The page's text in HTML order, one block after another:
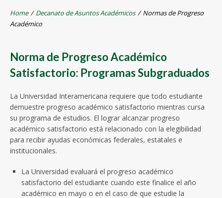
Home / Decanato de Asuntos Académicos / Normas de Progreso
Académico
Norma de Progreso Académico
Satisfactorio: Programas Subgraduados
La Universidad Interamericana requiere que todo estudiante
demuestre progreso académico satisfactorio mientras cursa
su programa de estudios. El lograr alcanzar progreso
académico satisfactorio está relacionado con la elegibilidad
para recibir ayudas económicas federales, estatales e
institucionales.
La Universidad evaluará el progreso académico
satisfactorio del estudiante cuando este finalice el año
académico en mayo o en el caso de que estudie la